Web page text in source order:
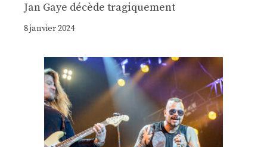
Jan Gaye décède tragiquement
8 janvier 2024